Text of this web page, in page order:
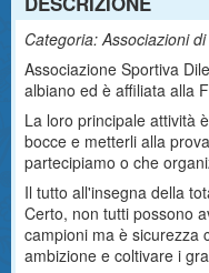
Categoria: Associazioni
Associazione Sportiva
albiano ed è affiliata alla
La loro principale attività
bocce e metterli alla
partecipiamo o che
Il tutto all'insegna della
Certo, non tutti possono
campioni ma è sicurezza
ambizione e coltivare i